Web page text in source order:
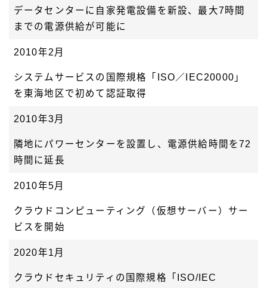
データセンターに自家発電設備を新設、最大7時間
までの電源供給が可能に
2010年2月
システムサービスの国際規格「ISO／IEC20000」
を東海地区で初めて認証取得
2010年3月
隣地にパワーセンターを設置し、電源供給時間を72
時間に延長
2010年5月
クラウドコンピューティング（仮想サーバー）サー
ビスを開始
2020年1月
クラウドセキュリティの国際規格「ISO/IEC